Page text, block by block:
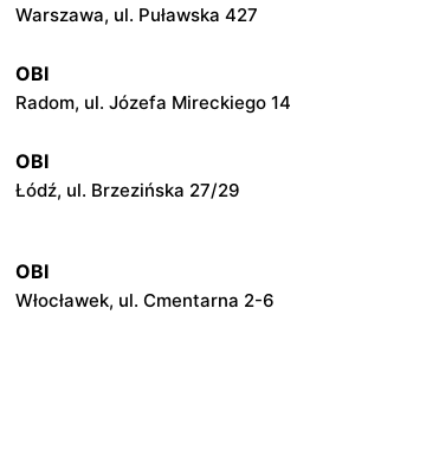
Warszawa, ul. Puławska 427
OBI
Radom, ul. Józefa Mireckiego 14
OBI
Łódź, ul. Brzezińska 27/29
OBI
Włocławek, ul. Cmentarna 2-6